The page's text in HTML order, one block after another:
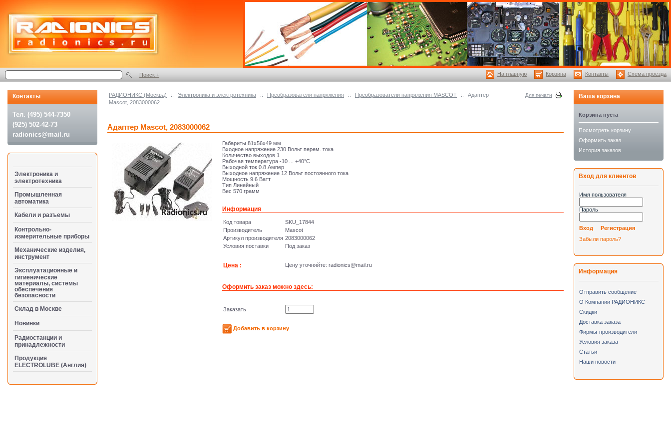
РАДИОНИКС (Москва) :: Электроника и электротехника :: Преобразователи напряжения :: Преобразователи напряжения MASCOT ::
Адаптер
Mascot, 2083000062
Для печати
Адаптер Mascot, 2083000062
Габариты 81x56x49 мм
Входное напряжение 230 Вольт перем. тока
Количество выходов 1
Рабочая температура -10 ... +40°C
Выходной ток 0.8 Aмпер
Выходное напряжение 12 Вольт постоянного тока
Мощность 9.6 Ватт
Тип Линейный
Вес 570 грамм
Информация
Код товара
SKU_17844
Производитель
Mascot
Артикул производителя 2083000062
Условия поставки
Под заказ
Цена : Цену уточняйте: radioniсs@mail.ru
Оформить заказ можно здесь:
Заказать
Добавить в корзину
Контакты
Тел. (495) 544-7350
(925) 502-42-73
radionics@mail.ru
Электроника и
электротехника
Промышленная
автоматика
Кабели и разъемы
Контрольно-
измерительные приборы
Механические изделия,
инструмент
Эксплуатационные и
гигиенические
материалы, системы
обеспечения
безопасности
Cклад в Москве
Новинки
Радиостанции и
принадлежности
Продукция
ELECTROLUBE (Англия)
Ваша корзина
Корзина пуста
Посмотреть корзину
Оформить заказ
История заказов
Вход для клиентов
Имя пользователя
Пароль
Вход
Регистрация
Забыли пароль?
Информация
Отправить сообщение
О Компании РАДИОНИКС
Скидки
Доставка заказа
Фирмы-производители
Условия заказа
Статьи
Наши новости
Поиск + Схема проезда
Контакты
Корзина
На главную